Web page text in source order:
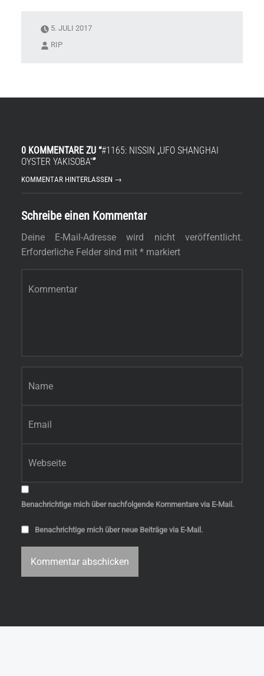
5. JULI 2017
RIP
0 KOMMENTARE ZU “#1165: NISSIN „UFO SHANGHAI
OYSTER YAKISOBA“”
KOMMENTAR HINTERLASSEN →
Schreibe einen Kommentar
Deine E-Mail-Adresse wird nicht veröffentlicht.
Erforderliche Felder sind mit *markiert
Benachrichtige mich über nachfolgende Kommentare via E-Mail.
Benachrichtige mich über neue Beiträge via E-Mail.